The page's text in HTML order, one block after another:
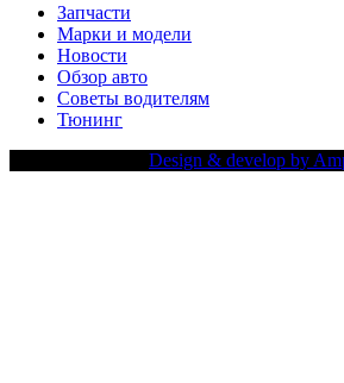
Запчасти
Марки и модели
Новости
Обзор авто
Советы водителям
Тюнинг
Design & develop by